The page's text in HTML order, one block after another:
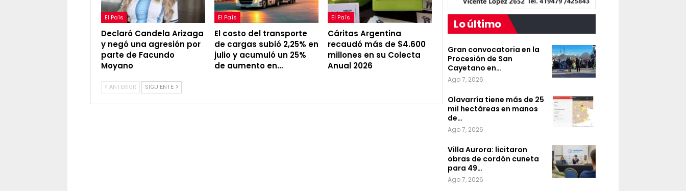
El País
Declaró Candela Arizaga
y negó una agresión por
parte de Facundo
Moyano
El País
El costo del transporte
de cargas subió 2,25% en
julio y acumuló un 25%
de aumento en…
El País
Cáritas Argentina
recaudó más de $4.600
millones en su Colecta
Anual 2026
ANTERIOR SIGUIENTE
Lo último
Gran convocatoria en la
Procesión de San
Cayetano en…
Ago 7, 2026
Olavarría tiene más de 25
mil hectáreas en manos
de…
Ago 7, 2026
Villa Aurora: licitaron
obras de cordón cuneta
para 49…
Ago 7, 2026